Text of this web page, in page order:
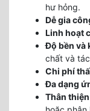
hư hỏng.
Dễ gia
Linh hoạt
Độ bền và
chất và
Chi phí
Đa dạng
Thân